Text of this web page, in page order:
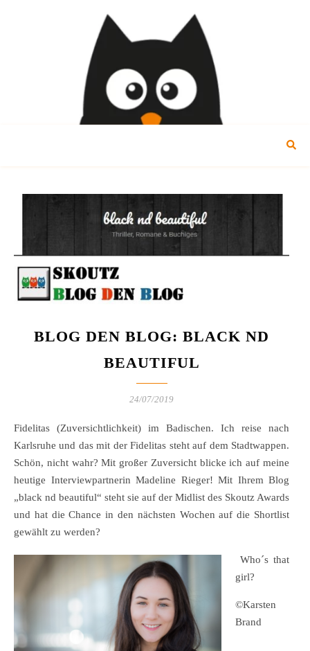
BLOG DEN BLOG: BLACK ND
BEAUTIFUL
24/07/2019
Fidelitas (Zuversichtlichkeit) im Badischen. Ich reise nach
Karlsruhe und das mit der Fidelitas steht auf dem Stadtwappen.
Schön, nicht wahr? Mit großer Zuversicht blicke ich auf meine
heutige Interviewpartnerin Madeline Rieger! Mit Ihrem Blog
„black nd beautiful“ steht sie auf der Midlist des Skoutz Awards
und hat die Chance in den nächsten Wochen auf die Shortlist
gewählt zu werden?
Who´s that
girl?
©Karsten
Brand